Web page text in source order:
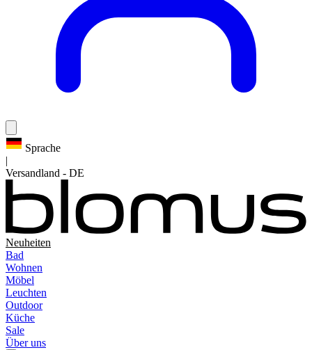
Sprache
|
Versandland - DE
Neuheiten
Bad
Wohnen
Möbel
Leuchten
Outdoor
Küche
Sale
Über uns